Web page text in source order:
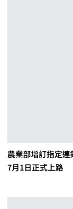
農業部增訂指定
7月1日正式上路